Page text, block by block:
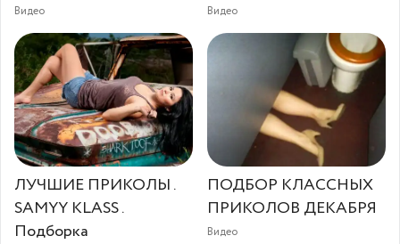
Видео Видео
ЛУЧШИЕ ПРИКОЛЫ .
SAMYY KLASS .
Подборка
ПОДБОР КЛАССНЫХ
ПРИКОЛОВ ДЕКАБРЯ
Видео